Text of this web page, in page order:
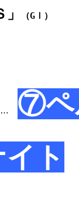
」 （GⅠ）
… ⑦ペ
ト